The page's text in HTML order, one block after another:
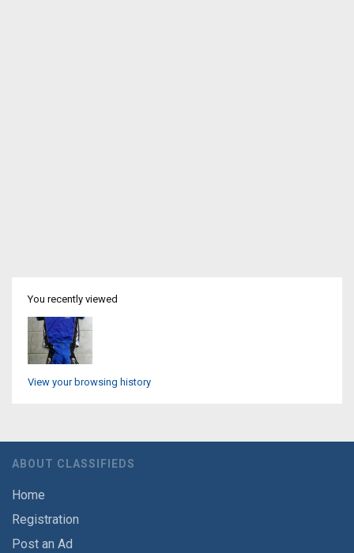
You recently viewed
View your browsing history
ABOUT CLASSIFIEDS
Home
Registration
Post an Ad